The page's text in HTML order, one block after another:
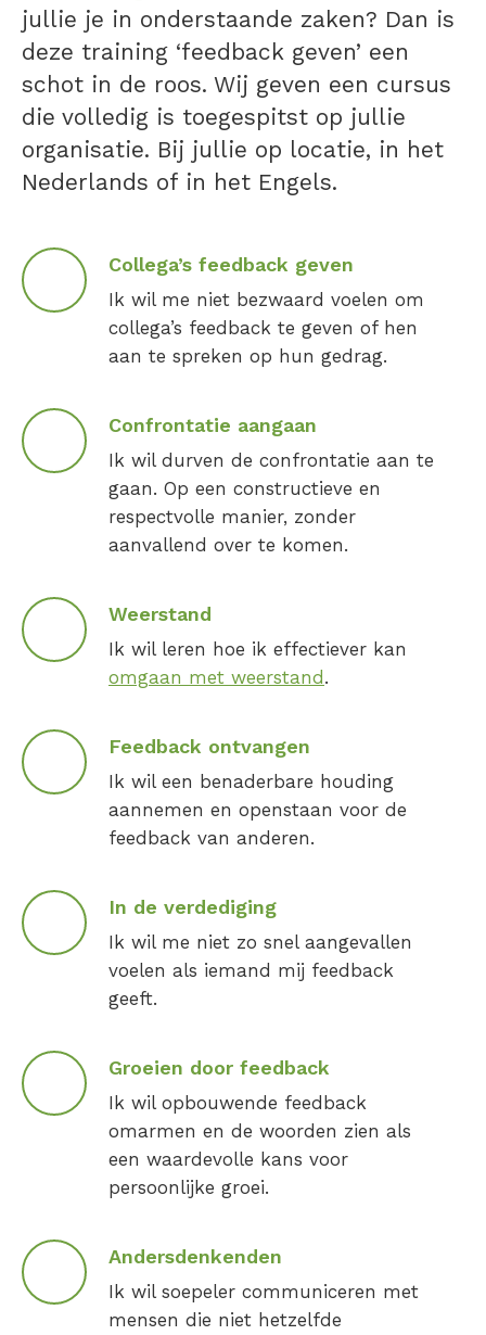
jullie je in onderstaande zaken? Dan is
deze training ‘feedback geven’ een
schot in de roos. Wij geven een cursus
die volledig is toegespitst op jullie
organisatie. Bij jullie op locatie, in het
Nederlands of in het Engels.
Collega’s feedback geven
Ik wil me niet bezwaard voelen om
collega’s feedback te geven of hen
aan te spreken op hun gedrag.
Confrontatie aangaan
Ik wil durven de confrontatie aan te
gaan. Op een constructieve en
respectvolle manier, zonder
aanvallend over te komen.
Weerstand
Ik wil leren hoe ik effectiever kan
omgaan met weerstand .
Feedback ontvangen
Ik wil een benaderbare houding
aannemen en openstaan voor de
feedback van anderen.
In de verdediging
Ik wil me niet zo snel aangevallen
voelen als iemand mij feedback
geeft.
Groeien door feedback
Ik wil opbouwende feedback
omarmen en de woorden zien als
een waardevolle kans voor
persoonlijke groei.
Andersdenkenden
Ik wil soepeler communiceren met
mensen die niet hetzelfde